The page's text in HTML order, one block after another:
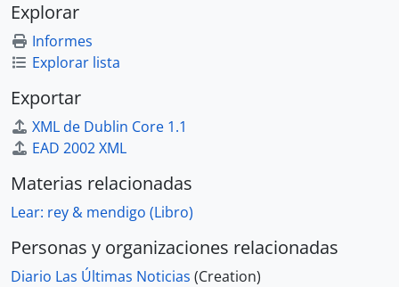
Explorar
Informes
Explorar lista
Exportar
XML de Dublin Core 1.1
EAD 2002 XML
Materias relacionadas
Lear: rey & mendigo (Libro)
Personas y organizaciones relacionadas
Diario Las Últimas Noticias (Creation)